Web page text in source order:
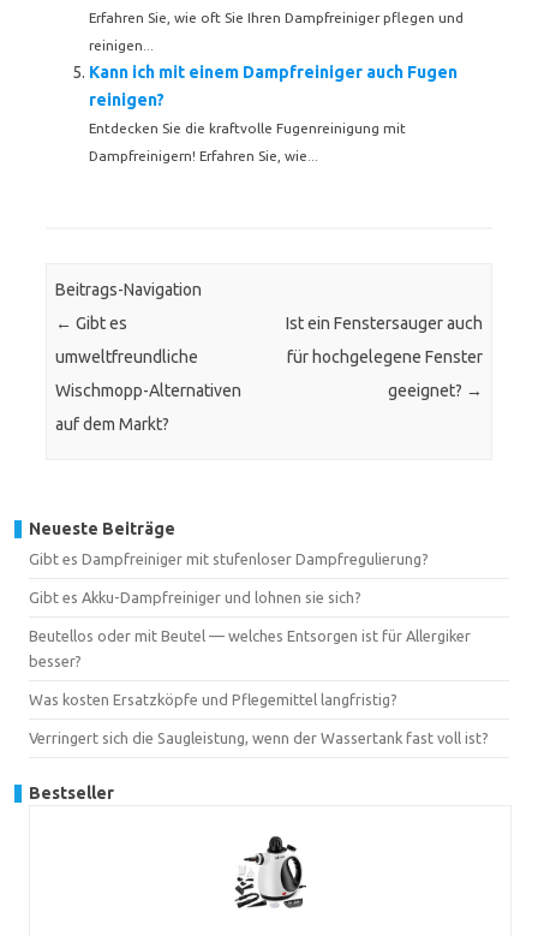
Erfahren Sie, wie oft Sie Ihren Dampfreiniger pflegen und
reinigen...
Kann ich mit einem Dampfreiniger auch Fugen
reinigen?
Entdecken Sie die kraftvolle Fugenreinigung mit
Dampfreinigern! Erfahren Sie, wie...
Beitrags-Navigation
← Gibt es
umweltfreundliche
Wischmopp-Alternativen
auf dem Markt?
Ist ein Fenstersauger auch
für hochgelegene Fenster
geeignet? →
Neueste Beiträge
Gibt es Dampfreiniger mit stufenloser Dampfregulierung?
Gibt es Akku-Dampfreiniger und lohnen sie sich?
Beutellos oder mit Beutel — welches Entsorgen ist für Allergiker
besser?
Was kosten Ersatzköpfe und Pflegemittel langfristig?
Verringert sich die Saugleistung, wenn der Wassertank fast voll ist?
Bestseller